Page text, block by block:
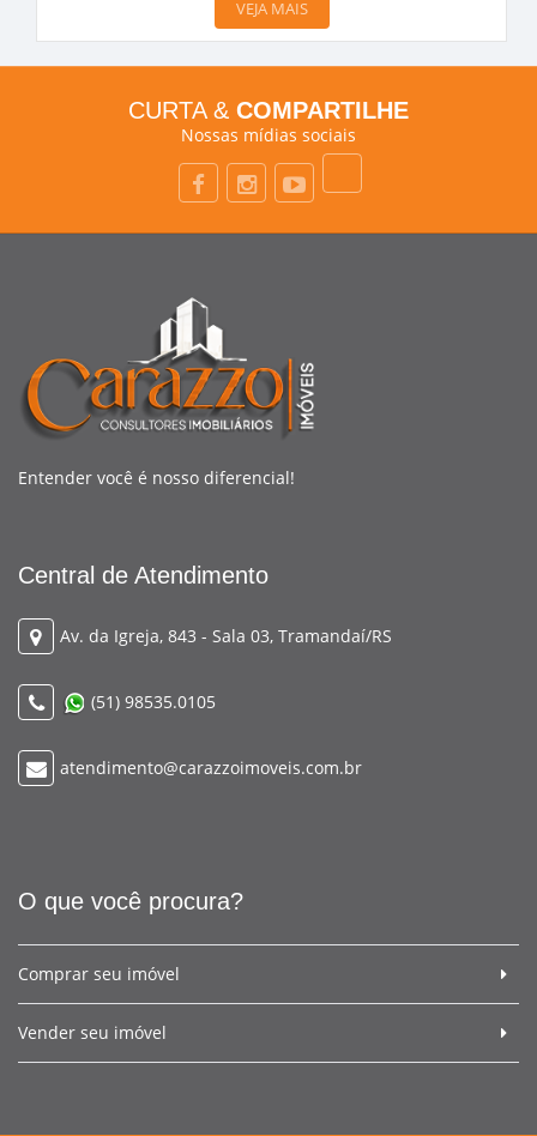
VEJA MAIS
CURTA & COMPARTILHE
Nossas mídias sociais
Entender você é nosso diferencial!
Central de Atendimento
Av. da Igreja, 843 - Sala 03, Tramandaí/RS
(51) 98535.0105
atendimento@carazzoimoveis.com.br
O que você procura?
Comprar seu imóvel
Vender seu imóvel